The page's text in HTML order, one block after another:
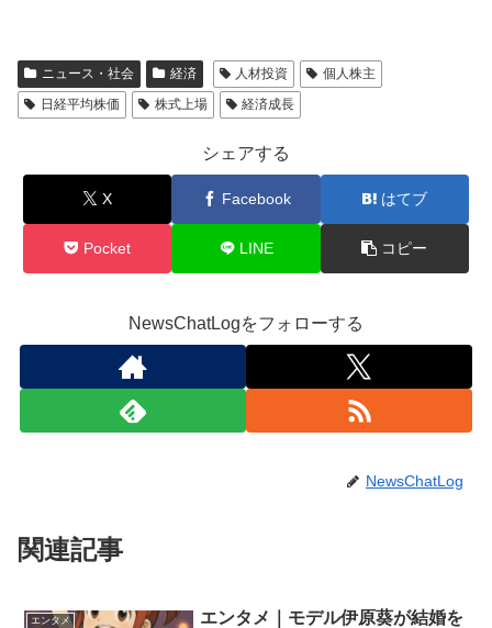
ニュース・社会 経済 人材投資
個人株主
日経平均株価
株式上場 経済成長
シェアする
X Facebook はてブ
Pocket LINE コピー
NewsChatLogをフォローする
NewsChatLog
関連記事
エンタメ
エンタメ｜モデル伊原葵が結婚を